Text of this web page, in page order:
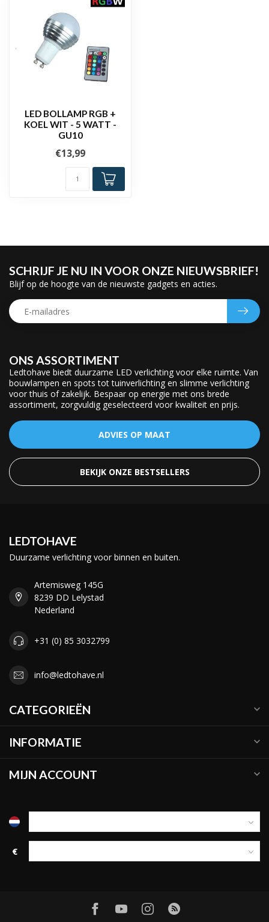
LED BOLLAMP RGB +
KOEL WIT - 5 WATT -
GU10
€13,99
ONS ASSORTIMENT
Ledtohave biedt duurzame LED verlichting voor elke ruimte. Van
bouwlampen en spots tot tuinverlichting en slimme verlichting
voor thuis of zakelijk. Bespaar op energie met ons brede
assortiment, zorgvuldig geselecteerd voor kwaliteit en prijs.
ADVIES OP MAAT
BEKIJK ONZE BESTSELLERS
SCHRIJF JE NU IN VOOR ONZE NIEUWSBRIEF!
Blijf op de hoogte van de nieuwste gadgets en acties.
LEDTOHAVE
Duurzame verlichting voor binnen en buiten.
Artemisweg 145G
8239 DD Lelystad
Nederland
+31 (0) 85 3032799
info@ledtohave.nl
CATEGORIEËN
INFORMATIE
MIJN ACCOUNT
€